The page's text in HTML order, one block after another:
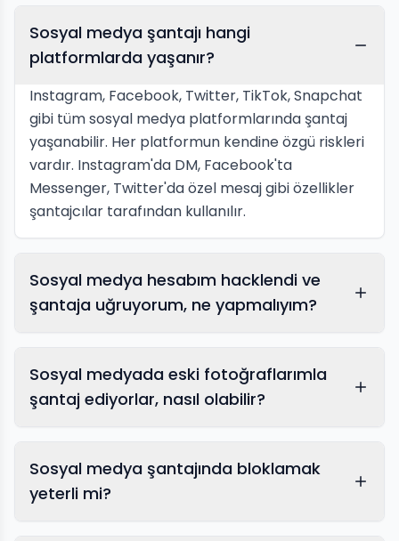
Sosyal medya şantajı hangi
platformlarda yaşanır?
Instagram, Facebook, Twitter, TikTok, Snapchat
gibi tüm sosyal medya platformlarında şantaj
yaşanabilir. Her platformun kendine özgü riskleri
vardır. Instagram'da DM, Facebook'ta
Messenger, Twitter'da özel mesaj gibi özellikler
şantajcılar tarafından kullanılır.
Sosyal medya hesabım hacklendi ve
şantaja uğruyorum, ne yapmalıyım?
Sosyal medyada eski fotoğraflarımla
şantaj ediyorlar, nasıl olabilir?
Sosyal medya şantajında bloklamak
yeterli mi?